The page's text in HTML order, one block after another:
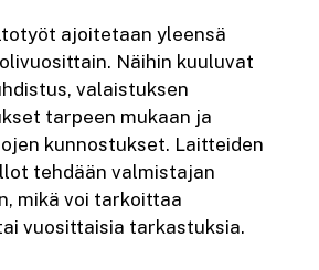
ajoitetaan yleensä
Näihin kuuluvat
valaistuksen
tarpeen mukaan ja
kunnostukset. Laitteiden
tehdään valmistajan
mikä voi tarkoittaa
vuosittaisia tarkastuksia.